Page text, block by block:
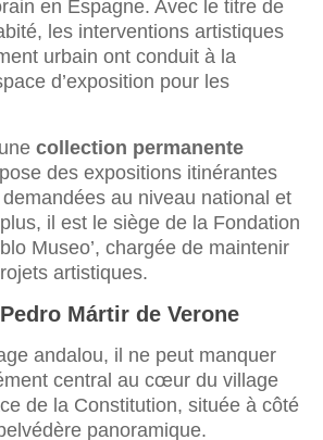
en Espagne. Avec le titre de
les interventions artistiques
urbain ont conduit à la
d’exposition pour les
collection permanente
des expositions itinérantes
au niveau national et
il est le siège de la Fondation
Museo’, chargée de maintenir
artistiques.
Mártir de Verone
andalou, il ne peut manquer
central au cœur du village
de la Constitution, située à côté
panoramique.